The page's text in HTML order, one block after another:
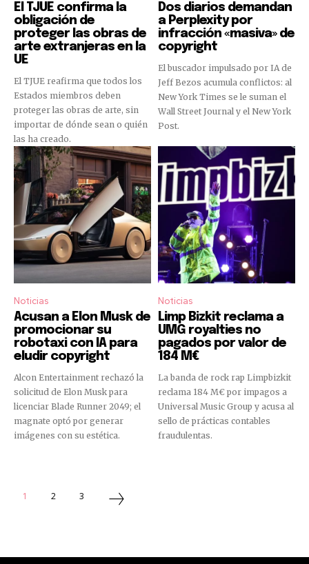
El TJUE confirma la
obligación de
proteger las obras de
arte extranjeras en la
UE
El TJUE reafirma que todos los
Estados miembros deben
proteger las obras de arte, sin
importar de dónde sean o quién
las ha creado.
Dos diarios demandan
a Perplexity por
infracción «masiva» de
copyright
El buscador impulsado por IA de
Jeff Bezos acumula conflictos: al
New York Times se le suman el
Wall Street Journal y el New York
Post.
Noticias
Acusan a Elon Musk de
promocionar su
robotaxi con IA para
eludir copyright
Alcon Entertainment rechazó la
solicitud de Elon Musk para
licenciar Blade Runner 2049; el
magnate optó por generar
imágenes con su estética.
Noticias
Limp Bizkit reclama a
UMG royalties no
pagados por valor de
184 M€
La banda de rock rap Limpbizkit
reclama 184 M€ por impagos a
Universal Music Group y acusa al
sello de prácticas contables
fraudulentas.
1 2 3